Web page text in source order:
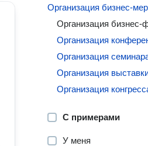
Организация бизнес-
Организация бизнес-
Организация
Организация
Организация
Организация
С примерами
У меня